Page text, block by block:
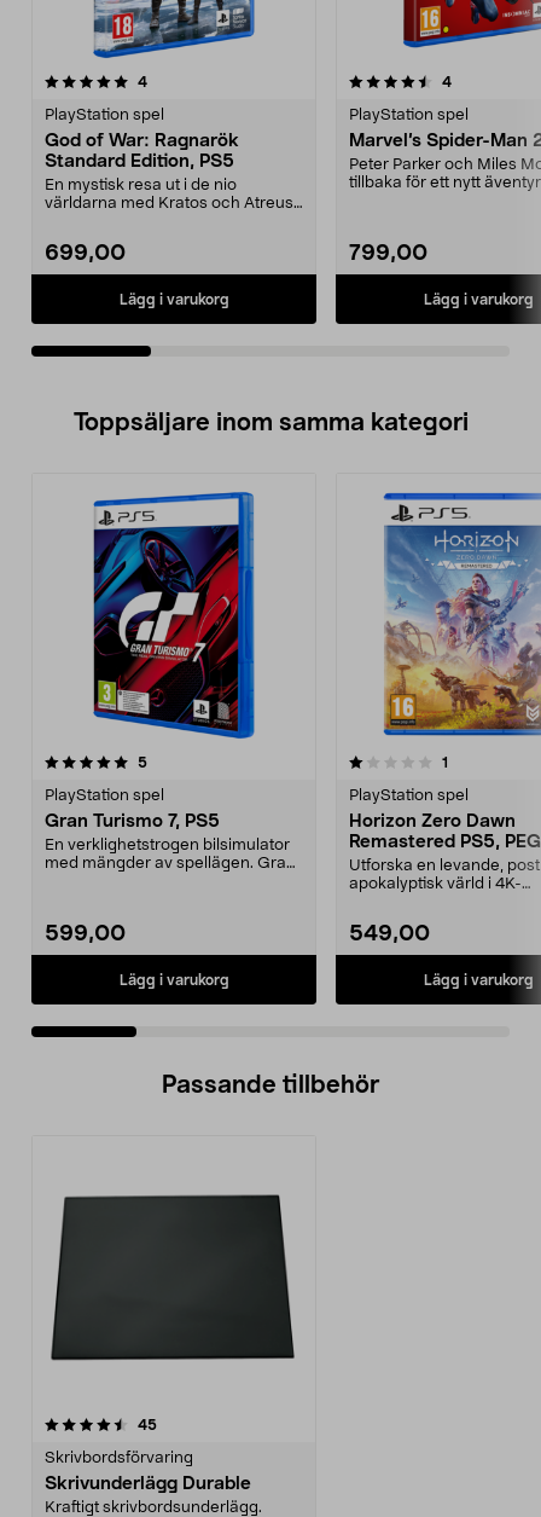
4recensioner
PlayStation spel
God of War: Ragnarök
Standard Edition, PS5
En mystisk resa ut i de nio
världarna med Kratos och Atreus.
699,00
Lägg i varukorg
4.5av 5 stjärnor 4recensioner
PlayStation spel
Marvel’s Spider-Man
Peter Parker och Miles
tillbaka för ett nytt
799,00
Lägg i varukorg
0.0av 5 stjärnor
Toppsäljare inom samma kategori
5recensioner
PlayStation spel
Gran Turismo 7, PS5
En verklighetstrogen bilsimulator
med mängder av spellägen. Gran
599,00
Lägg i varukorg
1.0 av 5 stjärnor 1
PlayStation spel
Horizon Zero Dawn
Remastered PS5,
Utforska en levande,
apokalyptisk värld i 4K-
549,00
Lägg i varukorg
5.0 av 5 stjärnor
Passande tillbehör
45recensioner
Skrivbordsförvaring
Skrivunderlägg Durable
Kraftigt skrivbordsunderlägg.